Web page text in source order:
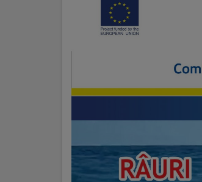
Viceprimari
Organigrama
Aparatul
Regulamentul